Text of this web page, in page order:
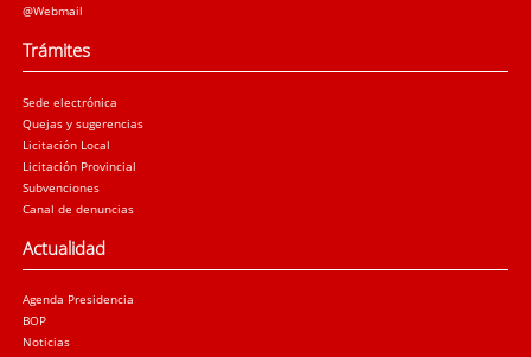
@Webmail
Trámites
Sede electrónica
Quejas y sugerencias
Licitación Local
Licitación Provincial
Subvenciones
Canal de denuncias
Actualidad
Agenda Presidencia
BOP
Noticias